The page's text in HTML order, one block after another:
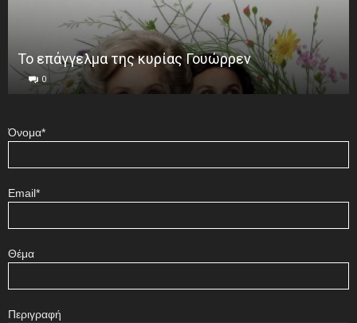
Το επάγγελμα της κυρίας Γουώρρεν
0
Όνομα*
Email*
Θέμα
Περιγραφή